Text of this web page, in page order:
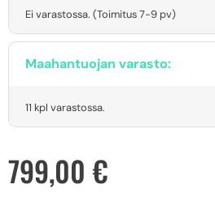
Ei varastossa. (Toimitus 7-9 pv)
Maahantuojan varasto:
11 kpl varastossa.
799,00 €